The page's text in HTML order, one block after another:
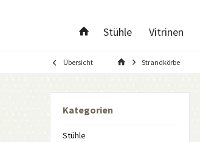
Stühle Vitrinen
Übersicht Strandkörbe
Kategorien
Stühle